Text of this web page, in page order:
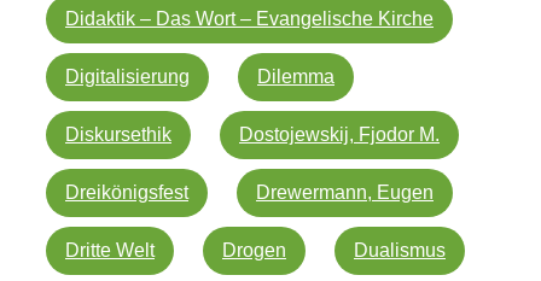
Didaktik – Das Wort – Evangelische Kirche
Digitalisierung Dilemma
Diskursethik Dostojewskij, Fjodor M.
Dreikönigsfest Drewermann, Eugen
Dritte Welt Drogen Dualismus